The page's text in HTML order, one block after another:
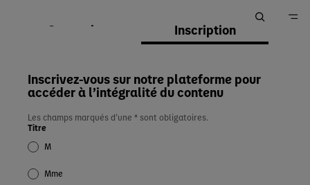
Connexion Inscription
Inscrivez-vous sur notre plateforme pour
accéder à l’intégralité du contenu
Les champs marqués d’une * sont obligatoires.
Titre
M
Mme